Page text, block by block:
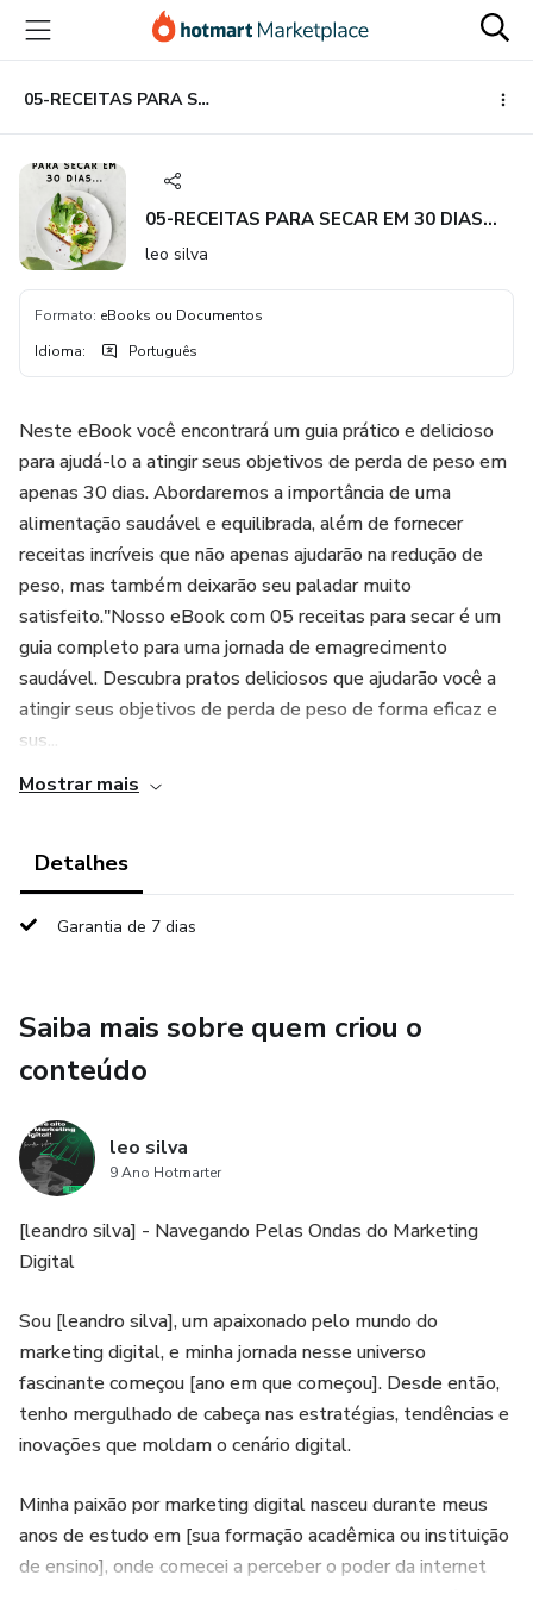
para
conteúdo
principal
para
pagamento
para
rodapé
05-RECEITAS PARA SECAR EM 30 DIAS...
05-RECEITAS PARA SECAR EM 30 DIAS...
leo silva
Formato: eBooks ou Documentos
Idioma: Português
Neste eBook você encontrará um guia prático e delicioso
para ajudá-lo a atingir seus objetivos de perda de peso em
apenas 30 dias. Abordaremos a importância de uma
alimentação saudável e equilibrada, além de fornecer
receitas incríveis que não apenas ajudarão na redução de
peso, mas também deixarão seu paladar muito
satisfeito."Nosso eBook com 05 receitas para secar é um
guia completo para uma jornada de emagrecimento
saudável. Descubra pratos deliciosos que ajudarão você a
atingir seus objetivos de perda de peso de forma eficaz e
sus...
Mostrar mais
Detalhes
Garantia de 7 dias
Saiba mais sobre quem criou o
conteúdo
leo silva
9 Ano Hotmarter
[leandro silva] - Navegando Pelas Ondas do Marketing
Digital
Sou [leandro silva], um apaixonado pelo mundo do
marketing digital, e minha jornada nesse universo
fascinante começou [ano em que começou]. Desde então,
tenho mergulhado de cabeça nas estratégias, tendências e
inovações que moldam o cenário digital.
Minha paixão por marketing digital nasceu durante meus
anos de estudo em [sua formação acadêmica ou instituição
de ensino], onde comecei a perceber o poder da internet